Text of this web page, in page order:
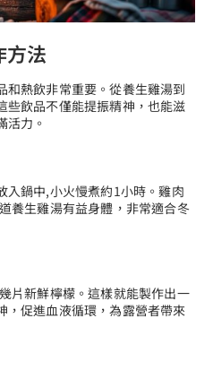
方法
和熱飲非常重要。從養生雞湯到
些飲品不僅能提振精神，也能滋
活力。
入鍋中,小火慢煮約1小時。雞肉
養生雞湯有益身體，非常適合冬
片新鮮檸檬。這樣就能製作出一
，促進血液循環，為露營者帶來